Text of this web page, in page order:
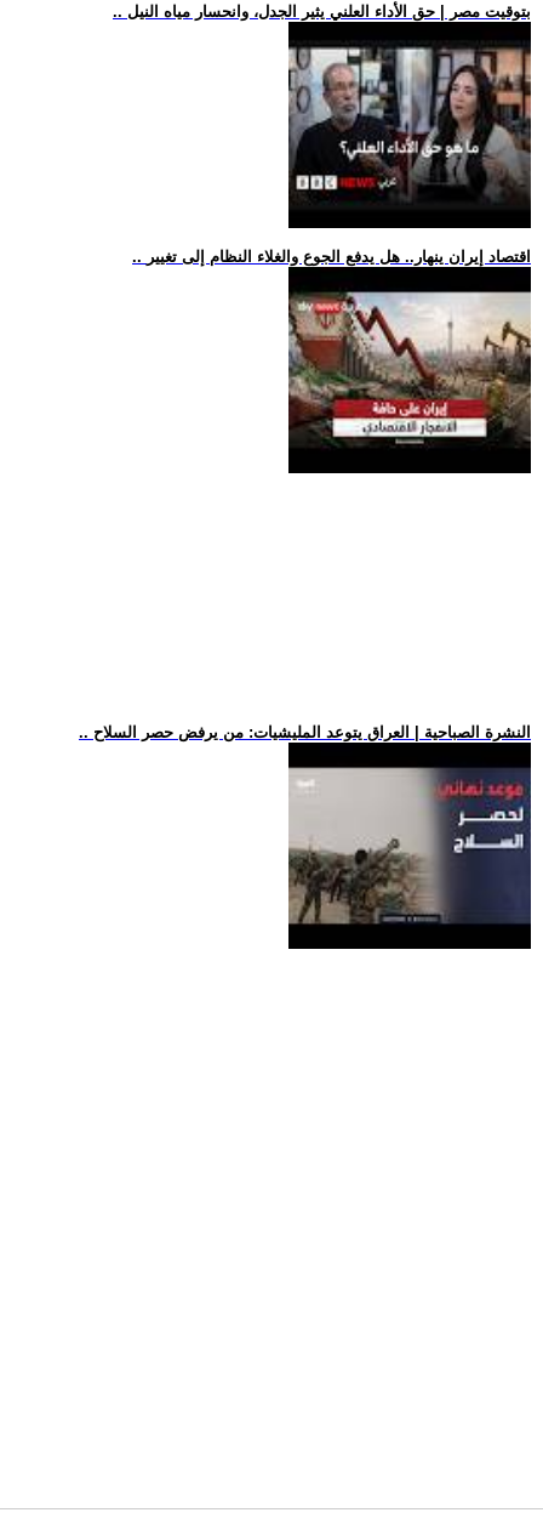
.. بتوقيت مصر | حق الأداء العلني يثير الجدل، وانحسار مياه النيل
.. اقتصاد إيران ينهار.. هل يدفع الجوع والغلاء النظام إلى تغيير
.. النشرة الصباحية | العراق يتوعد المليشيات: من يرفض حصر السلاح